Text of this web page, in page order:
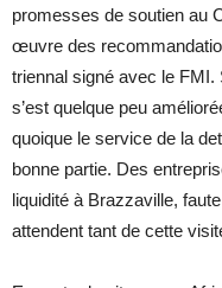
promesses de soutien au
œuvre des
triennal signé avec le
s’est quelque peu
quoique le service de la
bonne partie. Des
liquidité à Brazzaville,
attendent tant de cette